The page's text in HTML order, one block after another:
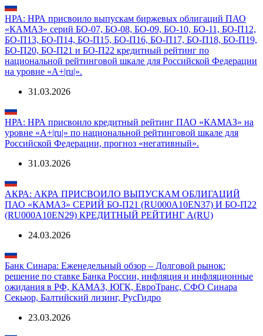
НРА: НРА присвоило выпускам биржевых облигаций ПАО
«КАМАЗ» серий БО-07, БО-08, БО-09, БО-10, БО-11, БО-П12,
БО-П13, БО-П14, БО-П15, БО-П16, БО-П17, БО-П18, БО-П19,
БО-П20, БО-П21 и БО-П22 кредитный рейтинг по
национальной рейтинговой шкале для Российской Федерации
на уровне «A+|ru|».
31.03.2026
НРА: НРА присвоило кредитный рейтинг ПАО «КАМАЗ» на
уровне «A+|ru|» по национальной рейтинговой шкале для
Российской Федерации, прогноз «негативный».
31.03.2026
АКРА: АКРА ПРИСВОИЛО ВЫПУСКАМ ОБЛИГАЦИЙ
ПАО «КАМАЗ» СЕРИЙ БО-П21 (RU000A10EN37) И БО-П22
(RU000A10EN29) КРЕДИТНЫЙ РЕЙТИНГ A(RU)
24.03.2026
Банк Синара: Еженедельный обзор – Долговой рынок:
решение по ставке Банка России, инфляция и инфляционные
ожидания в РФ, КАМАЗ, ЮГК, ЕвроТранс, СФО Синара
Секьюр, Балтийский лизинг, РусГидро
23.03.2026